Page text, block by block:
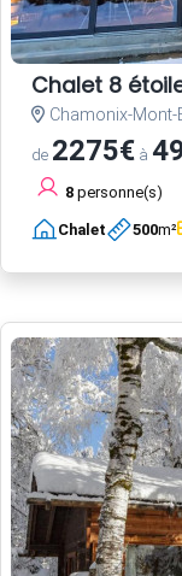
Chalet 8
Chamonix-
de 2275€ à
8 personne(s)
Chalet 500m²